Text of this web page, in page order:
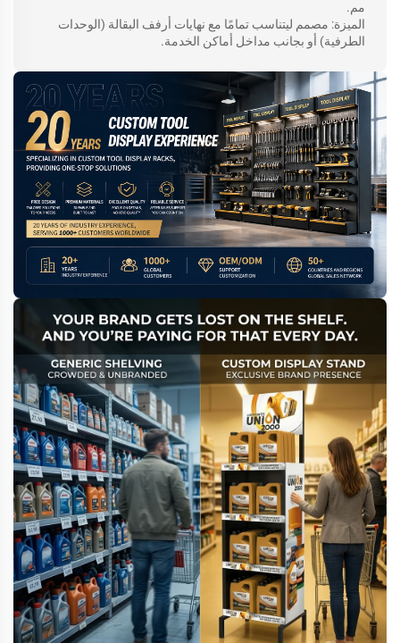
مم.
الميزة: مصمم ليتناسب تمامًا مع نهايات أرفف البقالة (الوحدات
الطرفية) أو بجانب مداخل أماكن الخدمة.